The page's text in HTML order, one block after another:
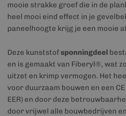
mooie strakke groef die in de
heel mooi eind effect in je
paneelhoogte krijg je een mooie
Deze kunststofsponningdeel
en is gemaakt van Fiberyl®, wat
uitzet en krimp vermogen. Het
voor duurzaam bouwen en een
EER) en door deze
door vrijwel alle bouwbedrijven